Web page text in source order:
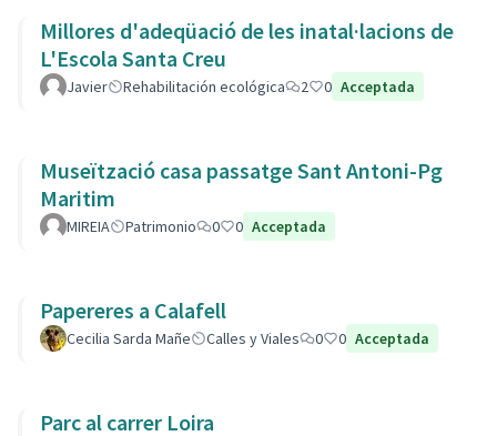
Millores d'adeqüació de les inatal·lacions de
L'Escola Santa Creu
Javier Rehabilitación ecológica 2 0 Acceptada
Museïtzació casa passatge Sant Antoni-Pg
Maritim
MIREIA Patrimonio 0 0 Acceptada
Papereres a Calafell
Cecilia Sarda Mañe Calles y Viales 0 0 Acceptada
Parc al carrer Loira